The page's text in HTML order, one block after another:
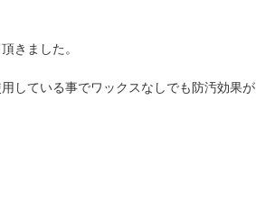
きました。
している事でワックスなしでも防汚効果が